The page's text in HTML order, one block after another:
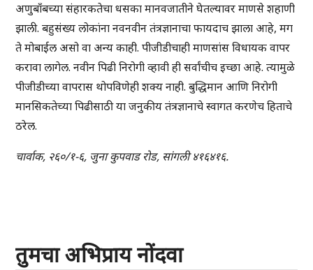
अणुबाँबच्या संहारकतेचा धसका मानवजातीने घेतल्यावर माणसे शहाणी
झाली. बहुसंख्य लोकांना नवनवीन तंत्रज्ञानाचा फायदाच झाला आहे, मग
ते मोबाईल असो वा अन्य काही. पीजीडीचाही माणसांस विधायक वापर
करावा लागेल. नवीन पिढी निरोगी व्हावी ही सर्वांचीच इच्छा आहे. त्यामुळे
पीजीडीच्या वापरास थोपविणेही शक्य नाही. बुद्धिमान आणि निरोगी
मानसिकतेच्या पिढीसाठी या जनुकीय तंत्रज्ञानाचे स्वागत करणेच हिताचे
ठरेल.
चार्वाक, २६०/१-६, जुना कुपवाड रोड, सांगली ४१६४१६.
तुमचा अभिप्राय नोंदवा